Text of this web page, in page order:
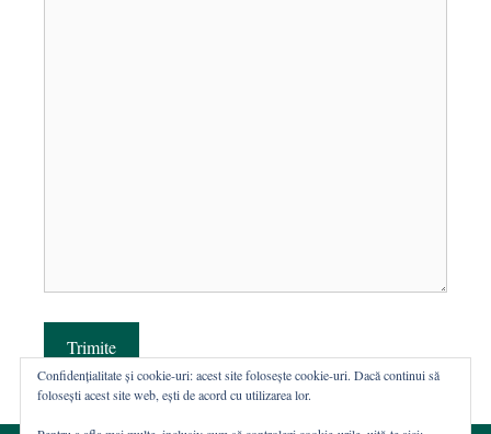
Trimite
Confidențialitate și cookie-uri: acest site folosește cookie-uri. Dacă continui să
folosești acest site web, ești de acord cu utilizarea lor.